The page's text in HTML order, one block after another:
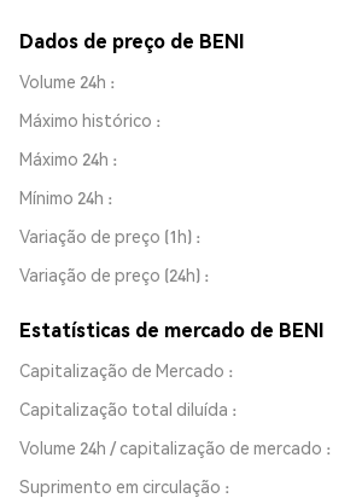
Dados de preço de BENI
Volume 24h
Máximo histórico
Máximo 24h
Mínimo 24h
Variação de preço (1h)
Variação de preço (24h)
Estatísticas de mercado de BENI
Capitalização de Mercado
Capitalização total diluída
Volume 24h / capitalização de mercado
Suprimento em circulação